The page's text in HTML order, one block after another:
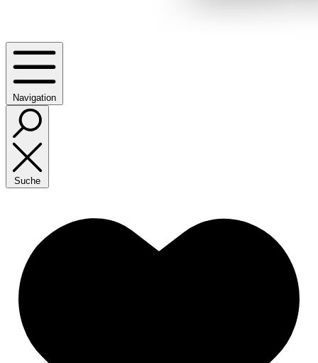
Navigation
Suche